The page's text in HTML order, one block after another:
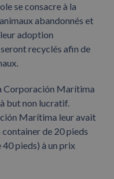
se consacre à la
abandonnés et
adoption
recyclés afin de
Corporación Marítima
but non lucratif.
Marítima leur avait
container de 20 pieds
40 pieds) à un prix